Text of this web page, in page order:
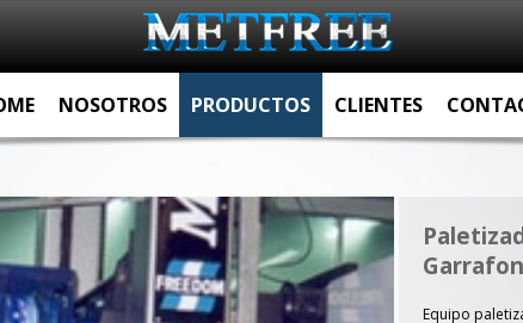
NOSOTROS PRODUCTOS CLIENTES
Equipo